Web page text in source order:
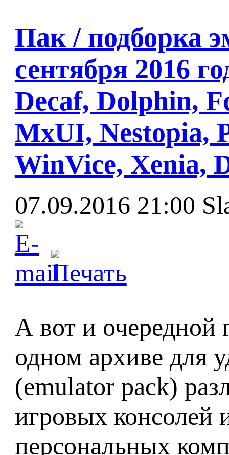
Пак / подборка
сентября 2016
Decaf, Dolphin,
MxUI, Nestopia,
WinVice, Xenia,
07.09.2016 21:00
А вот и очередной
одном архиве для
(emulator pack)
игровых консолей
персональных